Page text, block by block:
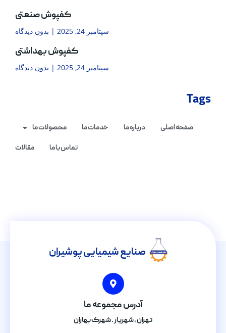
کفپوش صنعتی
سپتامبر 24, 2025 بدون دیدگاه
کفپوش بهداشتی
سپتامبر 24, 2025 بدون دیدگاه
Tags
صفحه اصلی درباره ما خدمات ما
محصولات ما
تماس با ما
مقالات
صنایع شیمیایی پوشیران
آدرس مجموعه ما
تهران , شهریار . شهرک بهاران